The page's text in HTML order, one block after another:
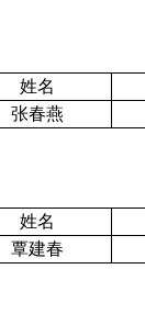
姓名
张春燕
姓名
覃建春